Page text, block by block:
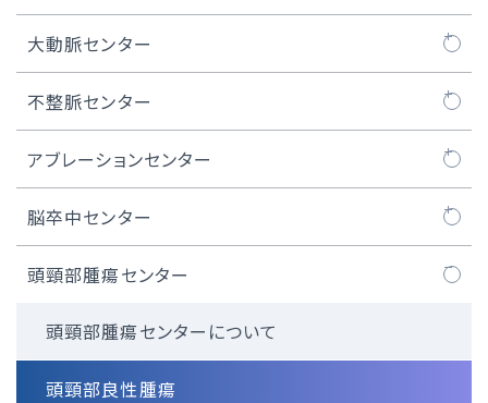
大動脈弁治療TAVI
SHDセンタートピックス
TAVI治療
マイトラクリップ/PASCAL治療
WATCHMAN™治療
経皮的卵円孔閉鎖術
iASD（医原性心房中隔欠損）閉鎖術
医師紹介
MICS（低侵襲心臓手術）とは
ロボット心臓手術
MICS弁膜症手術
MICS冠状動脈バイパス術
内視鏡下心房細動手術（ウルフ-オオツカ法）
MICS、ロボット手術における人工心肺装置
低侵襲心臓手術センター長のご紹介
大動脈センター
大動脈センターについて
人工血管置換術
ステントグラフト治療
胸部大動脈瘤の治療
腹部大動脈瘤の治療
不整脈センター
不整脈センターについて
不整脈とは
ペースメーカー治療
ICD / CRT-D治療
S-ICD治療
アブレーションセンター
カテーテルアブレーション
脳卒中センター
脳卒中ケアユニット
頭頸部腫瘍センター
頭頸部腫瘍センターについて
頭頸部良性腫瘍